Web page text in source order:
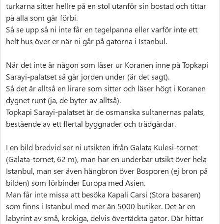
turkarna sitter hellre på en stol utanför sin bostad och tittar
på alla som går förbi.
Så se upp så ni inte får en tegelpanna eller varför inte ett
helt hus över er när ni går på gatorna i Istanbul.
När det inte är någon som läser ur Koranen inne på Topkapi
Sarayi-palatset så går jorden under (är det sagt).
Så det är alltså en lirare som sitter och läser högt i Koranen
dygnet runt (ja, de byter av alltså).
Topkapi Sarayi-palatset är de osmanska sultanernas palats,
bestående av ett flertal byggnader och trädgårdar.
I en bild bredvid ser ni utsikten ifrån Galata Kulesi-tornet
(Galata-tornet, 62 m), man har en underbar utsikt över hela
Istanbul, man ser även hängbron över Bosporen (ej bron på
bilden) som förbinder Europa med Asien.
Man får inte missa att besöka Kapali Carsi (Stora basaren)
som finns i Istanbul med mer än 5000 butiker. Det är en
labyrint av små, krokiga, delvis övertäckta gator. Där hittar